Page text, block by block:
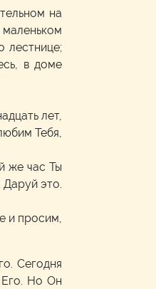
на
лестнице;
в доме
лет,
Тебя,
же час Ты
Даруй это.
и просим,
Сегодня
Его. Но Он